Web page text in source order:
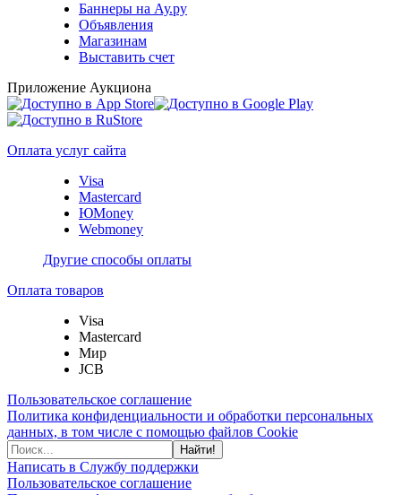
Баннеры на Ау.ру
Объявления
Магазинам
Выставить счет
Приложение Аукциона
Оплата услуг сайта
Visa
Mastercard
ЮMoney
Webmoney
Другие способы оплаты
Оплата товаров
Visa
Mastercard
Мир
JCB
Пользовательское соглашение
Политика конфиденциальности и обработки персональных
данных, в том числе с помощью файлов Cookie
Найти!
Написать в Службу поддержки
Пользовательское соглашение